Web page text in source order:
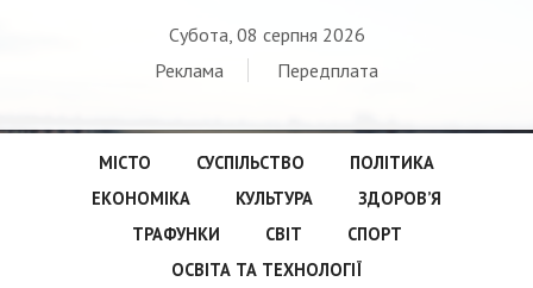
Субота, 08 серпня 2026
Реклама
Передплата
МІСТО СУСПІЛЬСТВО
ПОЛІТИКА
ЕКОНОМІКА
КУЛЬТУРА
ЗДОРОВ’Я
ТРАФУНКИ
СВІТ
СПОРТ
ОСВІТА ТА ТЕХНОЛОГІЇ